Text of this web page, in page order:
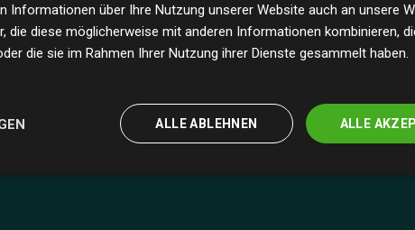
klarer Nachweis für die messbare Klimawirkung
Informationen über Ihre Nutzung unserer Website auch an unsere
die diese möglicherweise mit anderen Informationen kombinieren,
die sie im Rahmen Ihrer Nutzung ihrer Dienste gesammelt haben.
ALLE
ALLE ABLEHNEN